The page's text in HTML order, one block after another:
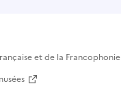
et de la Francophonie